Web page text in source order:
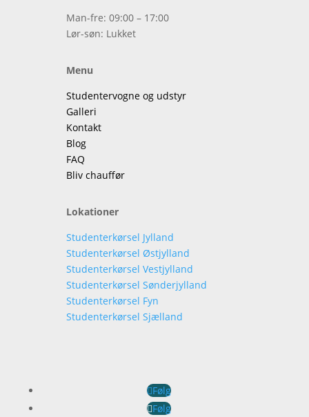
Man-fre: 09:00 – 17:00
Lør-søn: Lukket
Menu
Studentervogne og udstyr
Galleri
Kontakt
Blog
FAQ
Bliv chauffør
Lokationer
Studenterkørsel Jylland
Studenterkørsel Østjylland
Studenterkørsel Vestjylland
Studenterkørsel Sønderjylland
Studenterkørsel Fyn
Studenterkørsel Sjælland
Følg
Følg